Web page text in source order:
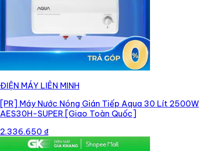
ĐIỆN MÁY LIÊN MINH
[PR] Máy Nước Nóng Gián Tiếp Aqua 30 Lít 2500W
AES30H-SUPER [Giao Toàn Quốc]
2.336.650 ₫